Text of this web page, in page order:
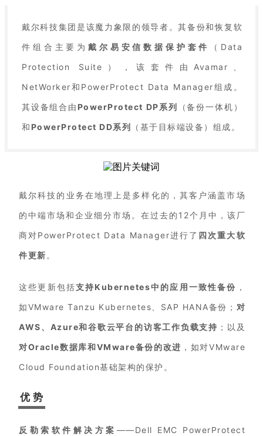
戴尔科技集团是该魔力象限的领导者。其备份和恢复软
件组合主要为 戴尔易安信数据保护套件
（Data
Protection Suite），该套件由Avamar、
NetWorker和PowerProtect Data Manager组成。
其设备组合由 PowerProtect DP系列
（备份一体机）
和 PowerProtect DD系列 （基于目标端设备）组成。
戴尔科技的业务在地理上是多样化的，其客户涵盖市场
的中端市场和企业细分市场。在过去的12个月中，该厂
商对PowerProtect Data Manager进行了 四次重大软
件更新 。
这些更新包括支持Kubernetes中的应用一致性备份 ，
如VMware Tanzu Kubernetes、SAP HANA备份； 对
AWS、Azure和谷歌云平台的访客工作负载支持 ；以及
对Oracle数据库和VMware备份的改进 ，如对VMware
Cloud Foundation基础架构的保护。
优 势
反勒索软件解决方案 ——Dell EMC PowerProtect